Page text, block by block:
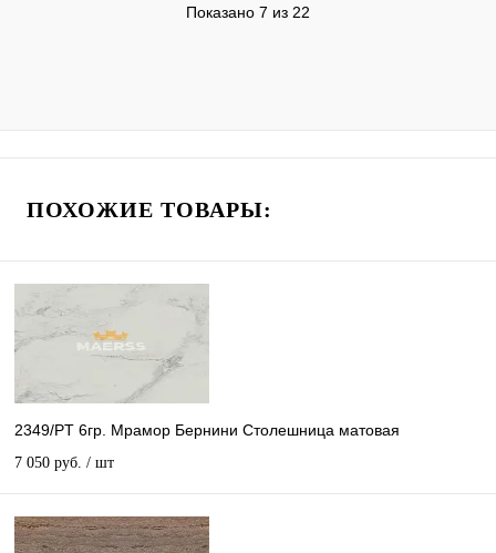
Показано 7 из 22
ПОХОЖИЕ ТОВАРЫ:
2349/PT 6гр. Мрамор Бернини Столешница матовая
7 050 руб. / шт